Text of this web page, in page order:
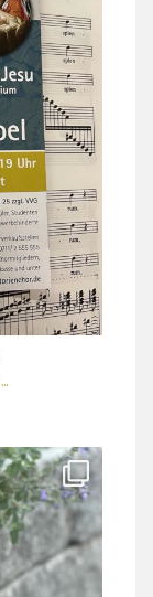
...